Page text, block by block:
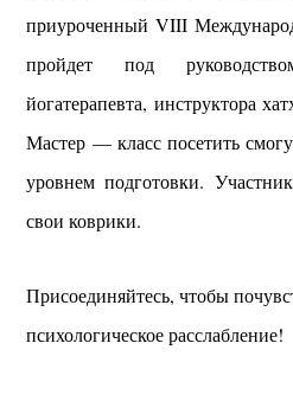
приуроченный VIII
пройдет под
йогатерапевта, инструктора
Мастер — класс посетить
уровнем подготовки.
свои коврики.
Присоединяйтесь, чтобы
психологическое расслабление!